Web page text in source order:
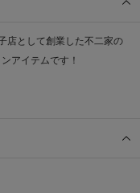
店として創業した不二家の
アイテムです！